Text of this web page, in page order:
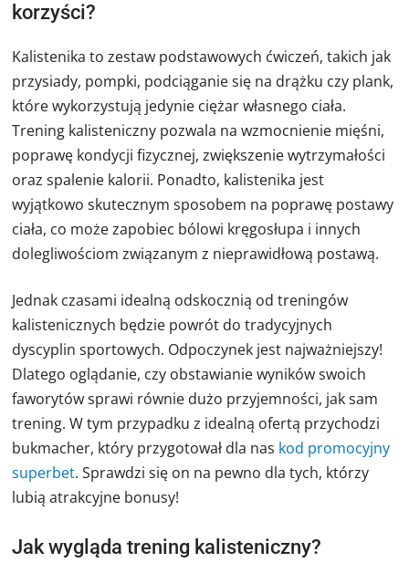
korzyści?
Kalistenika to zestaw podstawowych ćwiczeń, takich jak
przysiady, pompki, podciąganie się na drążku czy plank,
które wykorzystują jedynie ciężar własnego ciała.
Trening kalisteniczny pozwala na wzmocnienie mięśni,
poprawę kondycji fizycznej, zwiększenie wytrzymałości
oraz spalenie kalorii. Ponadto, kalistenika jest
wyjątkowo skutecznym sposobem na poprawę postawy
ciała, co może zapobiec bólowi kręgosłupa i innych
dolegliwościom związanym z nieprawidłową postawą.
Jednak czasami idealną odskocznią od treningów
kalistenicznych będzie powrót do tradycyjnych
dyscyplin sportowych. Odpoczynek jest najważniejszy!
Dlatego oglądanie, czy obstawianie wyników swoich
faworytów sprawi równie dużo przyjemności, jak sam
trening. W tym przypadku z idealną ofertą przychodzi
bukmacher, który przygotował dla nas kod promocyjny
superbet. Sprawdzi się on na pewno dla tych, którzy
lubią atrakcyjne bonusy!
Jak wygląda trening kalisteniczny?